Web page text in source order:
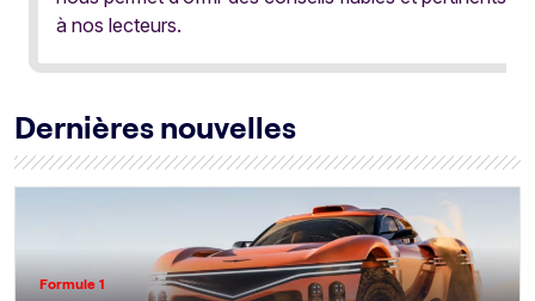
à nos lecteurs.
Dernières nouvelles
Formule 1